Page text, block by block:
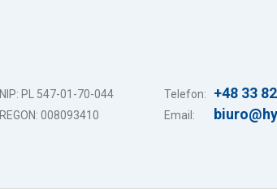
NIP: PL 547-01-70-044
REGON: 008093410
Telefon: +48 33
Email: